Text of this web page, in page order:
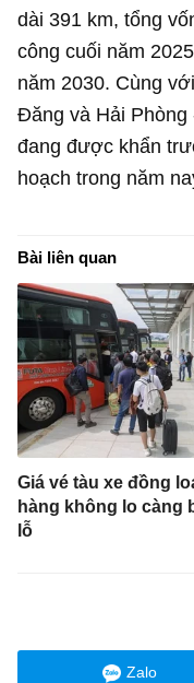
dài 391 km, tổng
công cuối năm
năm 2030. Cùng
Đăng và Hải Phòng
đang được khẩn
hoạch trong năm
Bài liên quan
Giá vé tàu xe đồng
hàng không lo càng
lỗ
Zalo